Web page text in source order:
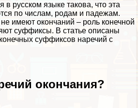
в русском языке такова, что эта
по числам, родам и падежам.
имеют окончаний – роль конечной
суффиксы. В статье описаны
суффиксов наречий с
окончания?